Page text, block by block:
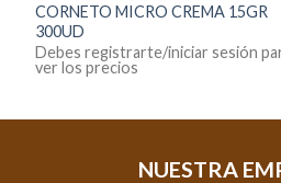
CORNETO MICRO CREMA 15GR
300UD
Debes registrarte/iniciar sesión
ver los precios
NUESTRA